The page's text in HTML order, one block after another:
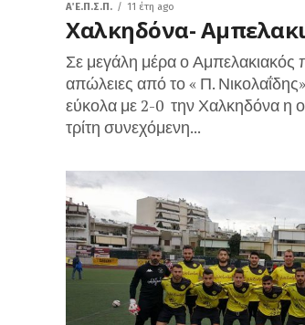
Α΄ Ε.Π.Σ.Π. 11 έτη ago
Χαλκηδόνα-
Σε μεγάλη μέρα ο Αμπελακιακός
απώλειες από το « Π.
εύκολα με 2-0 την Χαλκηδόνα η
τρίτη συνεχόμενη...